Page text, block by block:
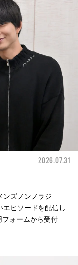
2026.07.31
ンズノンノラジ
ピソードを配信し
フォームから受付